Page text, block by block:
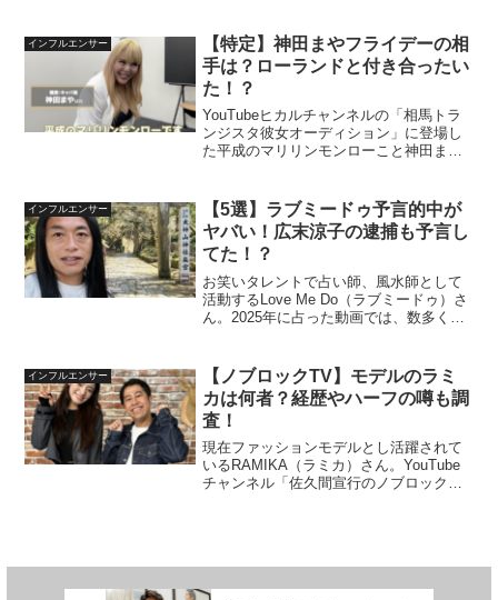
原因？」「何か病気の可能性は？」と疲
労が原因では無い可能性を...
インフルエンサー
【特定】神田まやフライデーの相
手は？ローランドと付き合ったい
た！？
YouTubeヒカルチャンネルの「相馬トラ
ンジスタ彼女オーディション」に登場し
た平成のマリリンモンローこと神田まや
と発言し、一同驚愕。その超大物有名人
とは誰？と気になっ...
インフルエンサー
【5選】ラブミードゥ予言的中が
ヤバい！広末涼子の逮捕も予言し
てた！？
お笑いタレントで占い師、風水師として
活動するLove Me Do（ラブミードゥ）さ
ん。2025年に占った動画では、数多くの
はLove Me Do（ラブちゃん）は何者なの
か...
インフルエンサー
【ノブロックTV】モデルのラミ
カは何者？経歴やハーフの噂も調
査！
現在ファッションモデルとし活躍されて
いるRAMIKA（ラミカ）さん。YouTube
チャンネル「佐久間宣行のノブロック